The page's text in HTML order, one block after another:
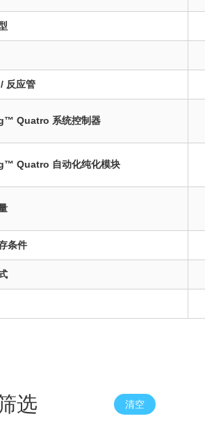
反应管
Quatro 系统控制器
Quatro 自动化纯化模块
条件
选 清空